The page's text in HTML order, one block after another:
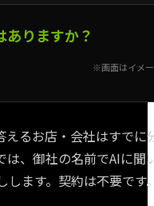
ありますか？
※画面はイメ
えるお店・会社はすでに
は、御社の名前でAIに聞
します。契約は不要です